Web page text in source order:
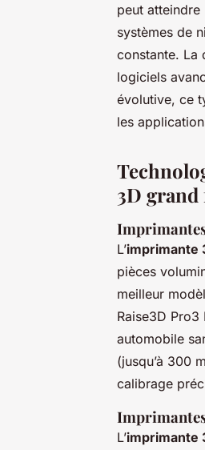
peut
systèmes de
constante. La
logiciels
évolutive, ce
les
3D
L’imprimante
pièces
meilleur
Raise3D
automobile
(jusqu’à 300
calibrage
L’imprimante